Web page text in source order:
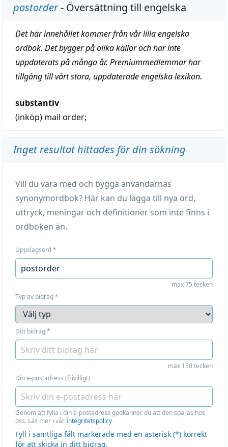
postorder- Översättning till engelska
Det här innehållet kommer från vår lilla engelska
ordbok. Det bygger på olika källor och har inte
uppdaterats på många år. Premiummedlemmar har
tillgång till vårt stora, uppdaterade engelska lexikon.
substantiv
(inköp) mail order;
Inget resultat hittades för din sökning
Vill du vara med och bygga användarnas
synonymordbok? Här kan du lägga till nya ord,
uttryck, meningar och definitioner som inte finns i
ordboken än.
Uppslagsord*
max 75 tecken
Typ av bidrag*
Ditt bidrag*
max 150 tecken
Din e-postadress (frivilligt)
Genom att fylla i din e-postadress godkänner du att den sparas hos
oss. Läs mer i vårIntegritetspolicy
Fyll i samtliga fält markerade med en asterisk (*) korrekt
för att skicka in ditt bidrag.